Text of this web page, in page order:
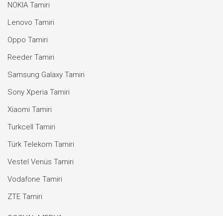
NOKIA Tamiri
Lenovo Tamiri
Oppo Tamiri
Reeder Tamiri
Samsung Galaxy Tamiri
Sony Xperia Tamiri
Xiaomi Tamiri
Turkcell Tamiri
Türk Telekom Tamiri
Vestel Venüs Tamiri
Vodafone Tamiri
ZTE Tamiri